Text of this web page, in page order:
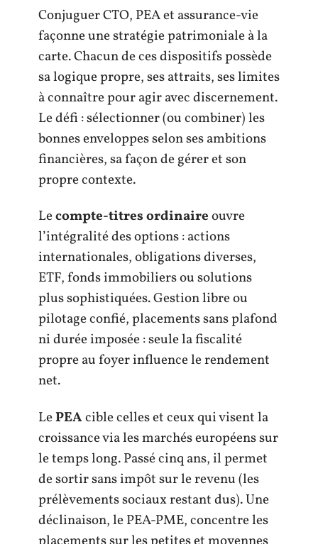
Conjuguer CTO, PEA et assurance-vie
façonne une stratégie patrimoniale à la
carte. Chacun de ces dispositifs possède
sa logique propre, ses attraits, ses limites
à connaître pour agir avec discernement.
Le défi : sélectionner (ou combiner) les
bonnes enveloppes selon ses ambitions
financières, sa façon de gérer et son
propre contexte.
Lecompte-titres ordinaireouvre
l’intégralité des options : actions
internationales, obligations diverses,
ETF, fonds immobiliers ou solutions
plus sophistiquées. Gestion libre ou
pilotage confié, placements sans plafond
ni durée imposée : seule la fiscalité
propre au foyer influence le rendement
net.
LePEAcible celles et ceux qui visent la
croissance via les marchés européens sur
le temps long. Passé cinq ans, il permet
de sortir sans impôt sur le revenu (les
prélèvements sociaux restant dus). Une
déclinaison, le PEA-PME, concentre les